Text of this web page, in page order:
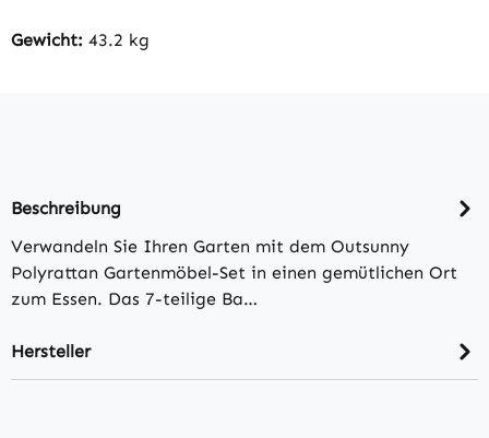
Gewicht: 43.2 kg
Beschreibung
Verwandeln Sie Ihren Garten mit dem Outsunny
Polyrattan Gartenmöbel-Set in einen gemütlichen Ort
zum Essen. Das 7-teilige Ba…
Hersteller